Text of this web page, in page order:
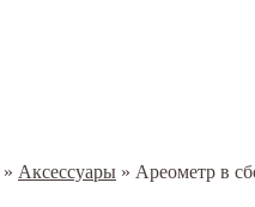
» Аксессуары » Ареометр в